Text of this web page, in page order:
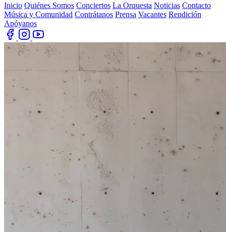
Inicio Quiénes Somos Conciertos La Orquesta Noticias Contacto
Música y Comunidad Contrátanos Prensa Vacantes Rendición
Apóyanos